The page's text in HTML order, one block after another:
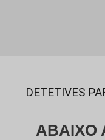
DETETIVES
ABAIXO